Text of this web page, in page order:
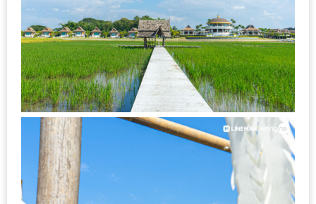
SHOP
TOP
10
รีวิว
ร้าน
อาหาร
ที่
เข้า
ชม